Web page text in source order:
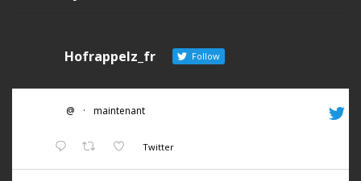
Hofrappelz_fr Follow
@ · maintenant
Twitter